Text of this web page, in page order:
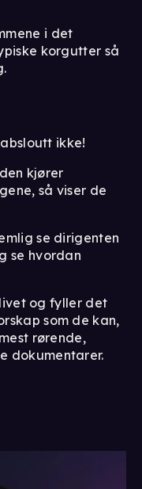
i det
korgutter så
ikke!
kjører
så viser de
se dirigenten
se hvordan
og fyller det
som de kan,
rørende,
dokumentarer.